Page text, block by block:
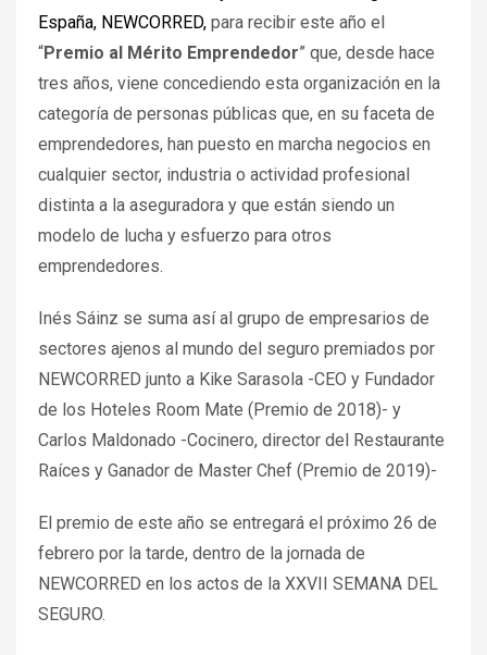
España, NEWCORRED, para recibir este año el
“Premio al Mérito Emprendedor” que, desde hace
tres años, viene concediendo esta organización en la
categoría de personas públicas que, en su faceta de
emprendedores, han puesto en marcha negocios en
cualquier sector, industria o actividad profesional
distinta a la aseguradora y que están siendo un
modelo de lucha y esfuerzo para otros
emprendedores.
Inés Sáinz se suma así al grupo de empresarios de
sectores ajenos al mundo del seguro premiados por
NEWCORRED junto a Kike Sarasola -CEO y Fundador
de los Hoteles Room Mate (Premio de 2018)- y
Carlos Maldonado -Cocinero, director del Restaurante
Raíces y Ganador de Master Chef (Premio de 2019)-
El premio de este año se entregará el próximo 26 de
febrero por la tarde, dentro de la jornada de
NEWCORRED en los actos de la XXVII SEMANA DEL
SEGURO.